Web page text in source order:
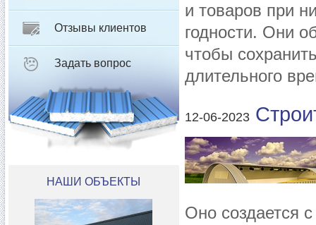
Отзывы клиентов
Задать вопрос
НАШИ ОБЪЕКТЫ
и товаров при
годности. Они
чтобы
длительного
12-06-2023
Оно создается